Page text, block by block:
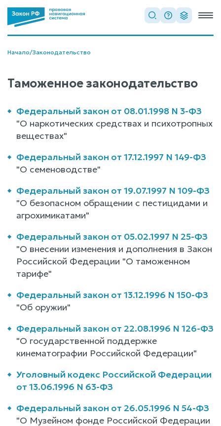
Начало/Законодательство
Таможенное законодательство
Федеральный закон от 08.01.1998 N 3-ФЗ
"О наркотических средствах и психотропных
веществах"
Федеральный закон от 17.12.1997 N 149-ФЗ
"О семеноводстве"
Федеральный закон от 19.07.1997 N 109-ФЗ
"О безопасном обращении с пестицидами и
агрохимикатами"
Федеральный закон от 05.02.1997 N 25-ФЗ
"О внесении изменения и дополнения в Закон
Российской Федерации "О таможенном
тарифе"
Федеральный закон от 13.12.1996 N 150-ФЗ
"Об оружии"
Федеральный закон от 22.08.1996 N 126-ФЗ
"О государственной поддержке
кинематографии Российской Федерации"
Уголовный кодекс Российской Федерации
от 13.06.1996 N 63-ФЗ
Федеральный закон от 26.05.1996 N 54-ФЗ
"О Музейном фонде Российской Федерации